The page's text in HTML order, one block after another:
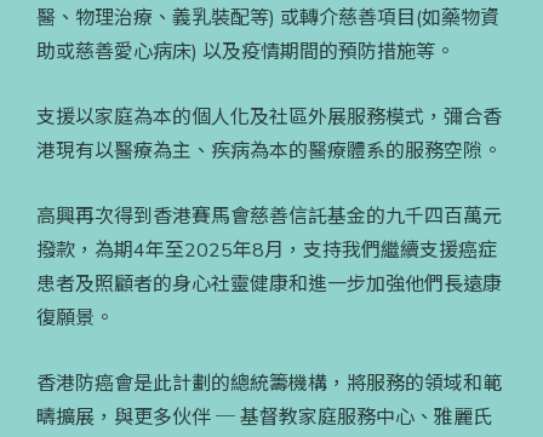
醫、物理治療、義乳裝配等) 或轉介慈善項目(如藥物資
助或慈善愛心病床) 以及疫情期間的預防措施等。
支援以家庭為本的個人化及社區外展服務模式，彌合香
港現有以醫療為主、疾病為本的醫療體系的服務空隙。
高興再次得到香港賽馬會慈善信託基金的九千四百萬元
撥款，為期4年至2025年8月，支持我們繼續支援癌症
患者及照顧者的身心社靈健康和進一步加強他們長遠康
復願景。
香港防癌會是此計劃的總統籌機構，將服務的領域和範
疇擴展，與更多伙伴 ─ 基督教家庭服務中心、雅麗氏